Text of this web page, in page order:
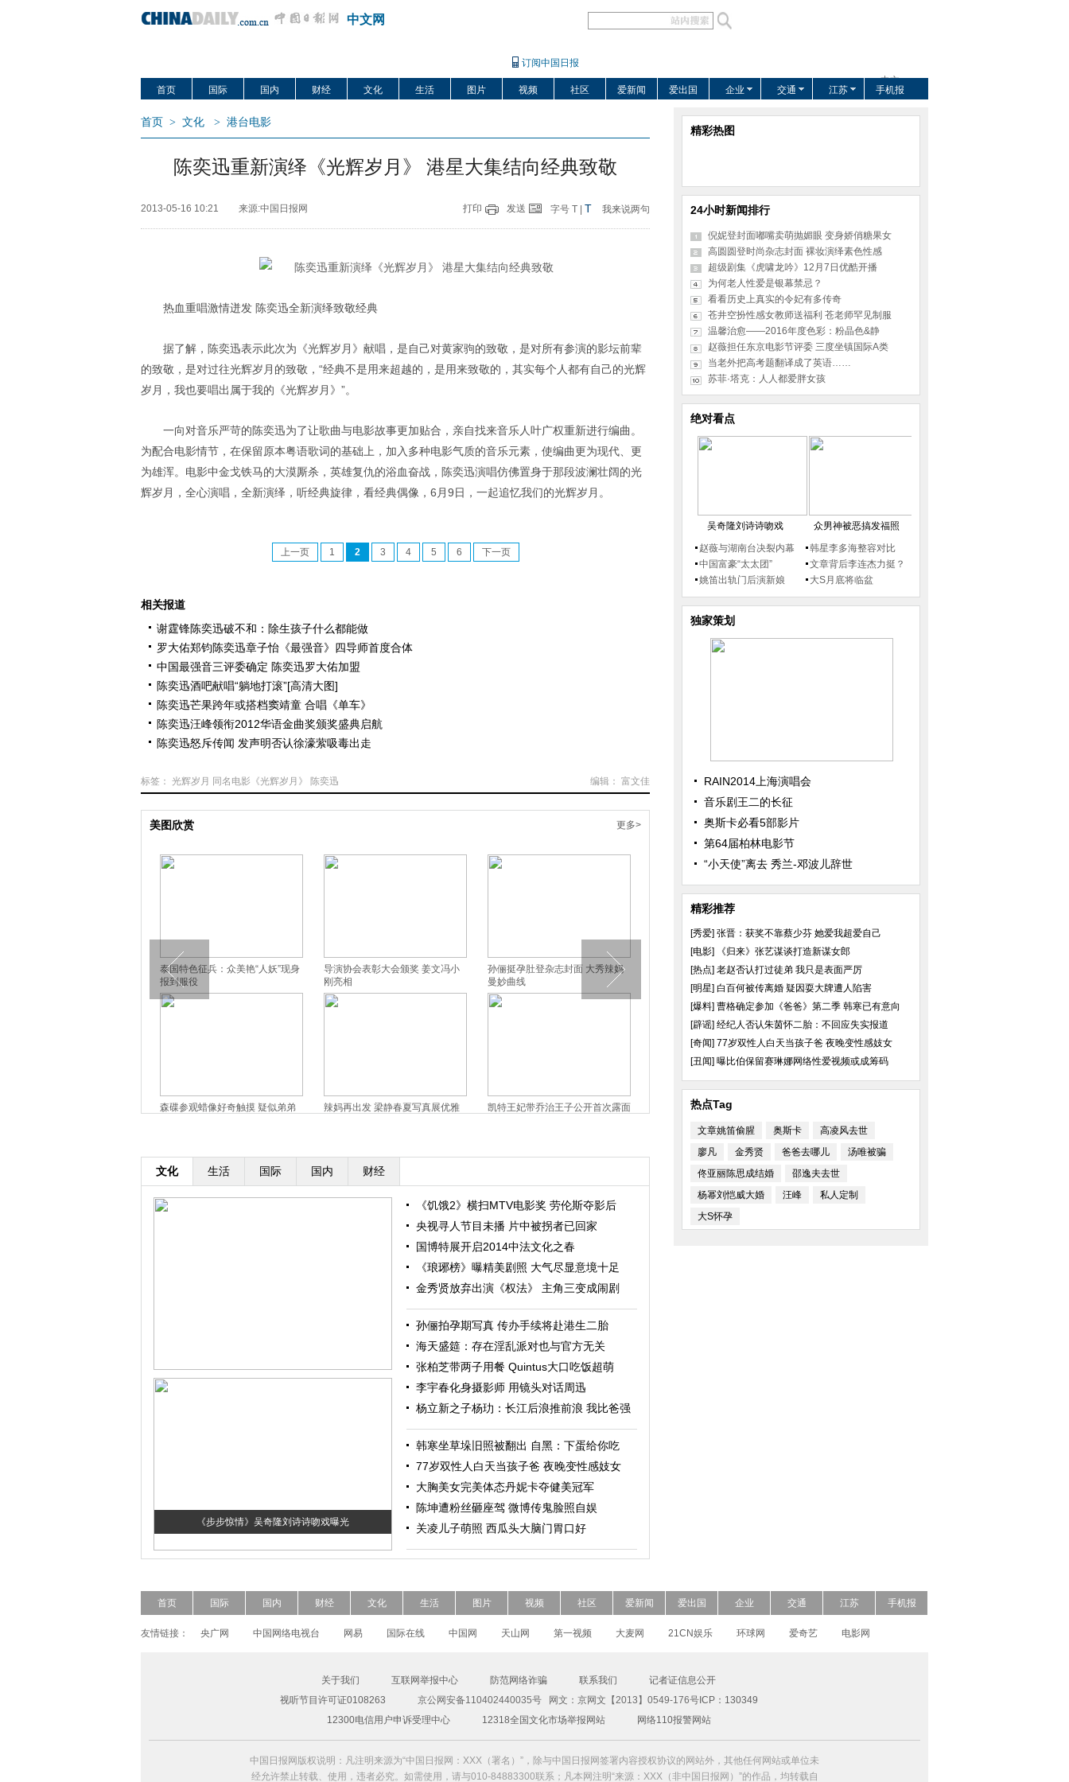
中文网
订阅中国日报
中文
US
首页 国际 国内 财经 文化 生活 图片 视频 社区 爱新闻 爱出国 企业 交通 江苏 手机报
首页 > 文化 > 港台电影
陈奕迅重新演绎《光辉岁月》 港星大集结向经典致敬
2013-05-16 10:21 来源:中国日报网 打印 发送 字号 T T 我来说两句
热血重唱激情迸发 陈奕迅全新演绎致敬经典
据了解，陈奕迅表示此次为《光辉岁月》献唱，是自己对黄家驹的致敬，是对所有参演的影坛前辈
的致敬，是对过往光辉岁月的致敬，“经典不是用来超越的，是用来致敬的，其实每个人都有自己的光辉
岁月，我也要唱出属于我的《光辉岁月》”。
一向对音乐严苛的陈奕迅为了让歌曲与电影故事更加贴合，亲自找来音乐人叶广权重新进行编曲。
为配合电影情节，在保留原本粤语歌词的基础上，加入多种电影气质的音乐元素，使编曲更为现代、更
为雄浑。电影中金戈铁马的大漠厮杀，英雄复仇的浴血奋战，陈奕迅演唱仿佛置身于那段波澜壮阔的光
辉岁月，全心演唱，全新演绎，听经典旋律，看经典偶像，6月9日，一起追忆我们的光辉岁月。
上一页 1 2 3 4 5 6 下一页
相关报道
谢霆锋陈奕迅破不和：除生孩子什么都能做
罗大佑郑钧陈奕迅章子怡《最强音》四导师首度合体
中国最强音三评委确定 陈奕迅罗大佑加盟
陈奕迅酒吧献唱“躺地打滚”[高清大图]
陈奕迅芒果跨年或搭档窦靖童 合唱《单车》
陈奕迅汪峰领衔2012华语金曲奖颁奖盛典启航
陈奕迅怒斥传闻 发声明否认徐濠萦吸毒出走
编辑： 富文佳
标签： 光辉岁月 同名电影《光辉岁月》 陈奕迅
美图欣赏 更多>
泰国特色征兵：众美艳“人妖”现身
报到服役
导演协会表彰大会颁奖 姜文冯小
刚亮相
孙俪挺孕肚登杂志封面 大秀辣妈
曼妙曲线
森碟参观蜡像好奇触摸 疑似弟弟
辣妈再出发 梁静春夏写真展优雅
凯特王妃带乔治王子公开首次露面
全智贤海量照片 从邻家妹妹到性
章子怡逆天助阵酷玩MV 复古女郎
上演马戏团爱情
凯特王妃淡定与裸男握手 行碰鼻
文化 生活 国际 国内 财经
《步步惊情》吴奇隆刘诗诗吻戏曝光
超模Freja Beha演绎2014春夏形象大片
《饥饿2》横扫MTV电影奖 劳伦斯夺影后
央视寻人节目未播 片中被拐者已回家
国博特展开启2014中法文化之春
《琅琊榜》曝精美剧照 大气尽显意境十足
金秀贤放弃出演《权法》 主角三变成闹剧
孙俪拍孕期写真 传办手续将赴港生二胎
海天盛筵：存在淫乱派对也与官方无关
张柏芝带两子用餐 Quintus大口吃饭超萌
李宇春化身摄影师 用镜头对话周迅
杨立新之子杨玏：长江后浪推前浪 我比爸强
韩寒坐草垛旧照被翻出 自黑：下蛋给你吃
77岁双性人白天当孩子爸 夜晚变性感妓女
大胸美女完美体态丹妮卡夺健美冠军
陈坤遭粉丝砸座驾 微博传鬼脸照自娱
关凌儿子萌照 西瓜头大脑门胃口好
精彩热图
24小时新闻排行
倪妮登封面嘟嘴卖萌抛媚眼 变身娇俏糖果女
高圆圆登时尚杂志封面 裸妆演绎素色性感
超级剧集《虎啸龙吟》12月7日优酷开播
为何老人性爱是银幕禁忌？
看看历史上真实的令妃有多传奇
苍井空扮性感女教师送福利 苍老师罕见制服
温馨治愈——2016年度色彩：粉晶色&静
赵薇担任东京电影节评委 三度坐镇国际A类
当老外把高考题翻译成了英语……
苏菲·塔克：人人都爱胖女孩
绝对看点
吴奇隆刘诗诗吻戏
众男神被恶搞发福照
赵薇与湖南台决裂内幕
中国富豪“太太团”
姚笛出轨门后演新娘
韩星李多海整容对比
文章背后李连杰力挺？
大S月底将临盆
独家策划
RAIN2014上海演唱会
音乐剧王二的长征
奥斯卡必看5部影片
第64届柏林电影节
“小天使”离去 秀兰-邓波儿辞世
精彩推荐
[秀爱] 张晋：获奖不靠蔡少芬 她爱我超爱自己
[电影]
《归来》张艺谋谈打造新谋女郎
[热点] 老赵否认打过徒弟 我只是表面严厉
[明星] 白百何被传离婚 疑因耍大牌遭人陷害
[爆料] 曹格确定参加《爸爸》第二季 韩寒已有意向
[辟谣] 经纪人否认朱茵怀二胎：不回应失实报道
[奇闻] 77岁双性人白天当孩子爸 夜晚变性感妓女
[丑闻] 曝比伯保留赛琳娜网络性爱视频或成筹码
热点Tag
文章姚笛偷腥 奥斯卡
高凌风去世
廖凡
金秀贤 爸爸去哪儿
汤唯被骗
佟亚丽陈思成结婚
邵逸夫去世
杨幂刘恺威大婚
汪峰
私人定制
大S怀孕
首页 国际 国内 财经 文化 生活 图片 视频 社区 爱新闻 爱出国 企业 交通 江苏 手机报
友情链接： 央广网 中国网络电视台 网易 国际在线 中国网 天山网 第一视频 大麦网 21CN娱乐 环球网 爱奇艺 电影网
关于我们 互联网举报中心 防范网络诈骗 联系我们
记者证信息公开
视听节目许可证0108263
京公网安备110402440035号 网文：京网文【2013】0549-176号ICP：130349
12300电信用户申诉受理中心
12318全国文化市场举报网站 网络110报警网站
中国日报网版权说明：凡注明来源为“中国日报网：XXX（署名）”，除与中国日报网签署内容授权协议的网站外，其他任何网站或单位未
经允许禁止转载、使用，违者必究。如需使用，请与010-84883300联系；凡本网注明“来源：XXX（非中国日报网）”的作品，均转载自